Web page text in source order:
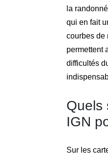
la
qui en fait
courbes de
permettent
difficultés
Quels
IGN
Sur les